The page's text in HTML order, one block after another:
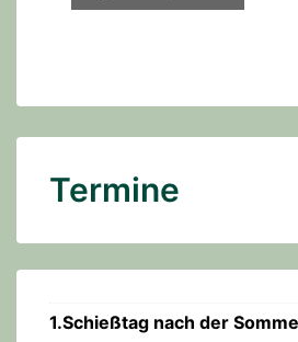
a
t
-
Termine
1.Schießtag nach der